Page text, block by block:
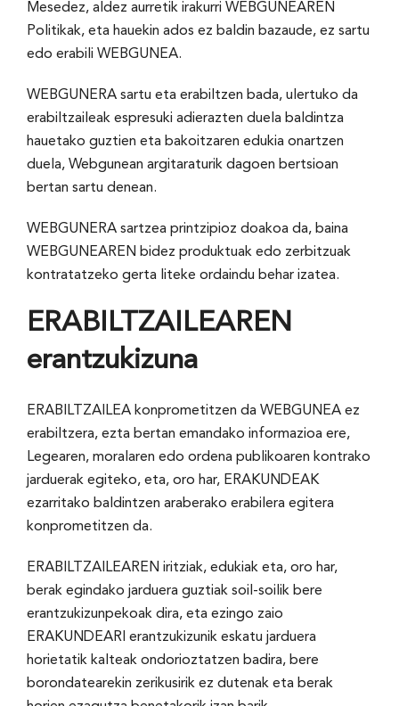
Mesedez, aldez aurretik irakurri WEBGUNEAREN
Politikak, eta hauekin ados ez baldin bazaude, ez sartu
edo erabili WEBGUNEA.
WEBGUNERA sartu eta erabiltzen bada, ulertuko da
erabiltzaileak espresuki adierazten duela baldintza
hauetako guztien eta bakoitzaren edukia onartzen
duela, Webgunean argitaraturik dagoen bertsioan
bertan sartu denean.
WEBGUNERA sartzea printzipioz doakoa da, baina
WEBGUNEAREN bidez produktuak edo zerbitzuak
kontratatzeko gerta liteke ordaindu behar izatea.
ERABILTZAILEAREN
erantzukizuna
ERABILTZAILEA konprometitzen da WEBGUNEA ez
erabiltzera, ezta bertan emandako informazioa ere,
Legearen, moralaren edo ordena publikoaren kontrako
jarduerak egiteko, eta, oro har, ERAKUNDEAK
ezarritako baldintzen araberako erabilera egitera
konprometitzen da.
ERABILTZAILEAREN iritziak, edukiak eta, oro har,
berak egindako jarduera guztiak soil-soilik bere
erantzukizunpekoak dira, eta ezingo zaio
ERAKUNDEARI erantzukizunik eskatu jarduera
horietatik kalteak ondorioztatzen badira, bere
borondatearekin zerikusirik ez dutenak eta berak